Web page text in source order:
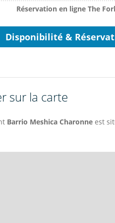
Réservation en ligne The
Disponibilité &
sur la carte
Barrio Meshica Charonne est